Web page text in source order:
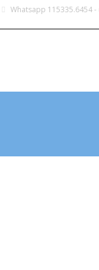
Whatsapp 115335.6454